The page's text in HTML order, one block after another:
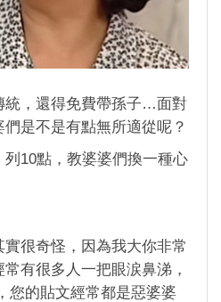
統，還得免費帶孫子…面對
是不是有點無所適從呢？
10點，教婆婆們換一種心
實很奇怪，因為我大你非常
有很多人一把眼涙鼻涕，
您的貼文經常都是惡婆婆